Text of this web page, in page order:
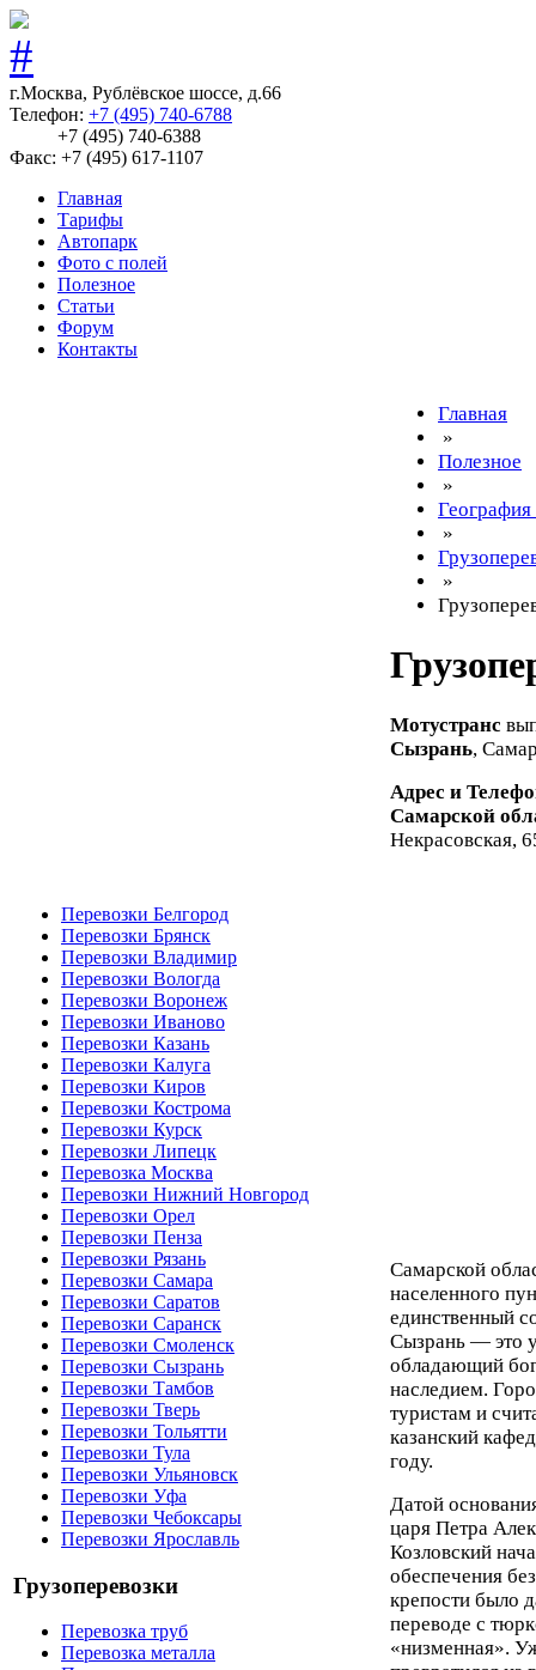
г.Москва, Рублёвское шоссе, д.66
Телефон: +7 (495) 740-6788
+7 (495) 740-6388
Факс: +7 (495) 617-1107
Главная
Тарифы
Автопарк
Фото с полей
Полезное
Статьи
Форум
Контакты
Перевозки Белгород
Перевозки Брянск
Перевозки Владимир
Перевозки Вологда
Перевозки Воронеж
Перевозки Иваново
Перевозки Казань
Перевозки Калуга
Перевозки Киров
Перевозки Кострома
Перевозки Курск
Перевозки Липецк
Перевозка Москва
Перевозки Нижний Новгород
Перевозки Орел
Перевозки Пенза
Перевозки Рязань
Перевозки Самара
Перевозки Саратов
Перевозки Саранск
Перевозки Смоленск
Перевозки Сызрань
Перевозки Тамбов
Перевозки Тверь
Перевозки Тольятти
Перевозки Тула
Перевозки Ульяновск
Перевозки Уфа
Перевозки Чебоксары
Перевозки Ярославль
Грузоперевозки
Перевозка труб
Перевозка металла
Главная
»
Полезное
»
География
»
»
Мотустранс
Сызрань,
Адрес и
Самарской
Некрасовская,
Самарской
населенного
единственный
Сызрань — это
обладающий
наследием.
туристам и
казанский
году.
Датой
царя Петра
Козловский
обеспечения
крепости было
переводе с
«низменная».